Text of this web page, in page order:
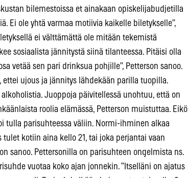
bilemestoissa et ainakaan opiskelijabudjetilla
Ei ole yhtä varmaa motiivia kaikelle biletykselle”,
ei välttämättä ole mitään tekemistä
sosiaalista jännitystä siinä tilanteessa. Pitäisi olla
vetää sen pari drinksua pohjille”, Petterson sanoo.
ujous ja jännitys lähdekään parilla tuopilla.
Juoppoja päivitellessä unohtuu, että on
roolia elämässä, Petterson muistuttaa. Eikö
tulla parisuhteessa väliin. Normi-ihminen alkaa
kotiin aina kello 21, tai joka perjantai vaan
sanoo. Pettersonilla on parisuhteen ongelmista ns.
vuotaa koko ajan jonnekin. ”Itselläni on ajatus